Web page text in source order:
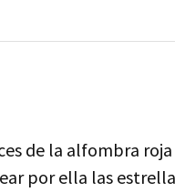
de la alfombra
por ella las